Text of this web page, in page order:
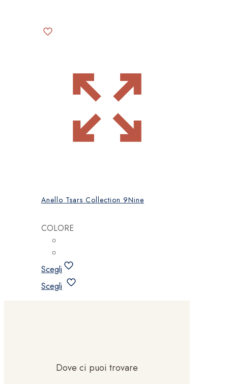
Anello Tsars Collection 9Nine
COLORE
Scegli
Scegli Questo
possono
Dove ci puoi trovare